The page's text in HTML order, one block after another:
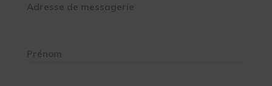
Adresse de messagerie
Prénom